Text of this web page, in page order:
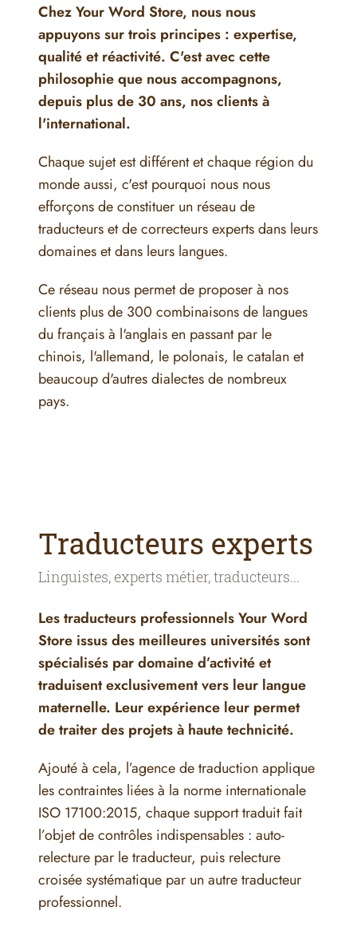
Chez Your Word Store, nous nous
appuyons sur trois principes : expertise,
qualité et réactivité. C'est avec cette
philosophie que nous accompagnons,
depuis plus de 30 ans, nos clients à
l'international.
Chaque sujet est différent et chaque région du
monde aussi, c'est pourquoi nous nous
efforçons de constituer un réseau de
traducteurs et de correcteurs experts dans leurs
domaines et dans leurs langues.
Ce réseau nous permet de proposer à nos
clients plus de 300 combinaisons de langues
du français à l'anglais en passant par le
chinois, l'allemand, le polonais, le catalan et
beaucoup d'autres dialectes de nombreux
pays.
Traducteurs experts
Linguistes, experts métier, traducteurs...
Les traducteurs professionnels Your Word
Store issus des meilleures universités sont
spécialisés par domaine d’activité et
traduisent exclusivement vers leur langue
maternelle. Leur expérience leur permet
de traiter des projets à haute technicité.
Ajouté à cela, l’agence de traduction applique
les contraintes liées à la norme internationale
ISO 17100:2015, chaque support traduit fait
l’objet de contrôles indispensables : auto-
relecture par le traducteur, puis relecture
croisée systématique par un autre traducteur
professionnel.